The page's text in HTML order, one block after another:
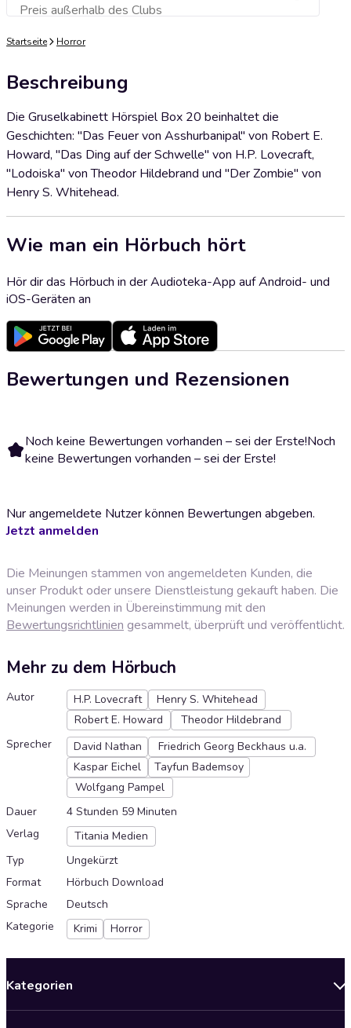
Preis außerhalb des ClubsZum Warenkorb hinzufügen
Startseite Horror
Beschreibung
Die Gruselkabinett Hörspiel Box 20 beinhaltet die
Geschichten: "Das Feuer von Asshurbanipal" von Robert E.
Howard, "Das Ding auf der Schwelle" von H.P. Lovecraft,
"Lodoiska" von Theodor Hildebrand und "Der Zombie" von
Henry S. Whitehead.
Wie man ein Hörbuch hört
Hör dir das Hörbuch in der Audioteka-App auf Android- und
iOS-Geräten an
Bewertungen und Rezensionen
Noch keine Bewertungen vorhanden – sei der Erste!Noch
keine Bewertungen vorhanden – sei der Erste!
Nur angemeldete Nutzer können Bewertungen abgeben.
Jetzt anmelden
Die Meinungen stammen von angemeldeten Kunden, die
unser Produkt oder unsere Dienstleistung gekauft haben. Die
Meinungen werden in Übereinstimmung mit den
Bewertungsrichtlinien gesammelt, überprüft und veröffentlicht.
Mehr zu dem Hörbuch
Autor H.P. Lovecraft
Henry S. Whitehead
Robert E. Howard
Theodor Hildebrand
Sprecher
David Nathan
Friedrich Georg Beckhaus u.a.
Kaspar Eichel
Tayfun Bademsoy
Wolfgang Pampel
Dauer
4 Stunden 59 Minuten
Verlag
Titania Medien
Typ
Ungekürzt
Format
Hörbuch Download
Sprache
Deutsch
Kategorie
Krimi Horror
Kategorien